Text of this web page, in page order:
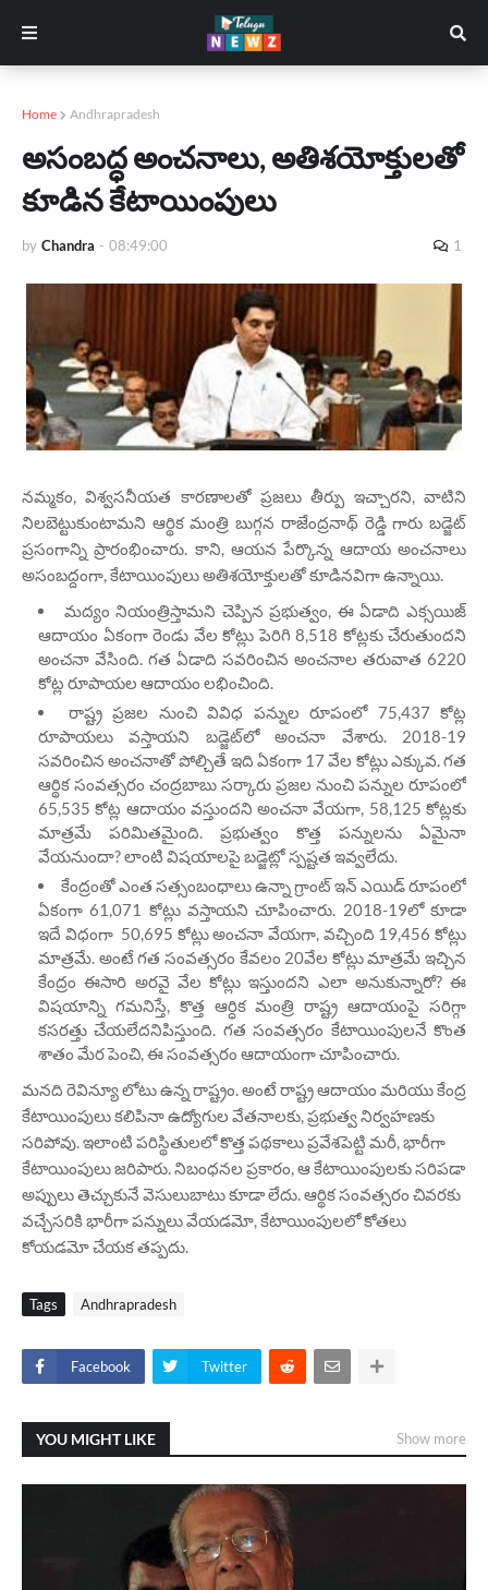
Home Andhrapradesh
అసంబద్ధ అంచనాలు, అతిశయోక్తులతో
కూడిన కేటాయింపులు
by Chandra - 08:49:00 1
నమ్మకం, విశ్వసనీయత కారణాలతో ప్రజలు తీర్పు ఇచ్చారని, వాటిని
నిలబెట్టుకుంటామని ఆర్థిక మంత్రి బుగ్గన రాజేంద్రనాథ్ రెడ్డి గారు బడ్జెట్
ప్రసంగాన్ని ప్రారంభించారు. కాని, ఆయన పేర్కొన్న ఆదాయ అంచనాలు
అసంబద్దంగా, కేటాయింపులు అతిశయోక్తులతో కూడినవిగా ఉన్నాయి.
మద్యం నియంత్రిస్తామని చెప్పిన ప్రభుత్వం, ఈ ఏడాది ఎక్సయిజ్
ఆదాయం ఏకంగా రెండు వేల కోట్లు పెరిగి 8,518 కోట్లకు చేరుతుందని
అంచనా వేసింది. గత ఏడాది సవరించిన అంచనాల తరువాత 6220
కోట్ల రూపాయల ఆదాయం లభించింది.
రాష్ట్ర ప్రజల నుంచి వివిధ పన్నుల రూపంలో 75,437 కోట్ల
రూపాయలు వస్తాయని బడ్జెట్‌లో అంచనా వేశారు. 2018-19
సవరించిన అంచనాతో పోల్చితే ఇది ఏకంగా 17 వేల కోట్లు ఎక్కువ. గత
ఆర్థిక సంవత్సరం చంద్రబాబు సర్కారు ప్రజల నుంచి పన్నుల రూపంలో
65,535 కోట్ల ఆదాయం వస్తుందని అంచనా వేయగా, 58,125 కోట్లకు
మాత్రమే పరిమితమైంది. ప్రభుత్వం కొత్త పన్నులను ఏమైనా
వేయనుందా? లాంటి విషయాలపై బడ్జెట్లో స్పష్టత ఇవ్వలేదు.
కేంద్రంతో ఎంత సత్సంబంధాలు ఉన్నా గ్రాంట్‌ ఇన్‌ ఎయిడ్‌ రూపంలో
ఏకంగా 61,071 కోట్లు వస్తాయని చూపించారు. 2018-19లో కూడా
ఇదే విధంగా 50,695 కోట్లు అంచనా వేయగా, వచ్చింది 19,456 కోట్లు
మాత్రమే. అంటే గత సంవత్సరం కేవలం 20వేల కోట్లు మాత్రమే ఇచ్చిన
కేంద్రం ఈసారి అరవై వేల కోట్లు ఇస్తుందని ఎలా అనుకున్నారో? ఈ
విషయాన్ని గమనిస్తే, కొత్త ఆర్ధిక మంత్రి రాష్ట్ర ఆదాయంపై సరిగ్గా
కసరత్తు చేయలేదనిపిస్తుంది. గత సంవత్సరం కేటాయింపులనే కొంత
శాతం మేర పెంచి, ఈ సంవత్సరం ఆదాయంగా చూపించారు.
మనది రెవిన్యూ లోటు ఉన్న రాష్ట్రం. అంటే రాష్ట్ర ఆదాయం మరియు కేంద్ర
కేటాయింపులు కలిపినా ఉద్యోగుల వేతనాలకు, ప్రభుత్వ నిర్వహణకు
సరిపోవు. ఇలాంటి పరిస్థితులలో కొత్త పథకాలు ప్రవేశపెట్టి మరీ, భారీగా
కేటాయింపులు జరిపారు. నిబంధనల ప్రకారం, ఆ కేటాయింపులకు సరిపడా
అప్పులు తెచ్చుకునే వెసులుబాటు కూడా లేదు. ఆర్థిక సంవత్సరం చివరకు
వచ్చేసరికి భారీగా పన్నులు వేయడమో, కేటాయింపులలో కోతలు
కోయడమో చేయక తప్పదు.
Tags Andhrapradesh
Facebook Twitter
YOU MIGHT LIKE Show more